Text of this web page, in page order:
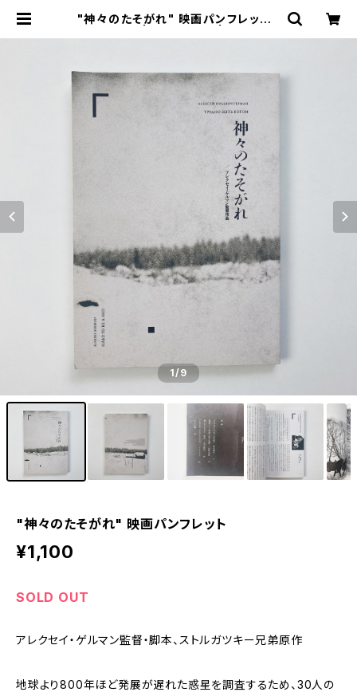
"神々のたそがれ" 映画パンフレット |
1/9
"神々のたそがれ" 映画パンフレット
¥1,100
SOLD OUT
アレクセイ・ゲルマン監督・脚本、ストルガツキー兄弟原作
地球より800年ほど発展が遅れた惑星を調査するため、30人の